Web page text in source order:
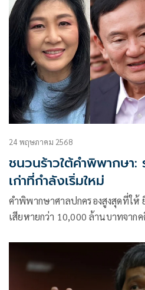
24 พฤษภาคม 2568
ชนวนร้าวใต้คำพิพากษา
เก่าที่กำลังเริ่มใหม่
คำพิพากษาศาลปกครองสูงสุดที่ให้
เสียหายกว่า 10,000 ล้านบาทจากค